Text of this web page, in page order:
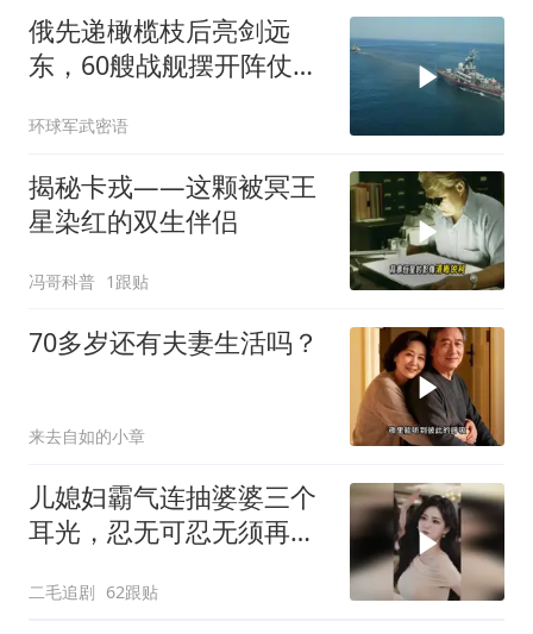
俄先递橄榄枝后亮剑远
东，60艘战舰摆开阵仗，
环球军武密语
揭秘卡戎——这颗被冥王
星染红的双生伴侣
冯哥科普 1跟贴
70多岁还有夫妻生活吗？
来去自如的小章
儿媳妇霸气连抽婆婆三个
耳光，忍无可忍无须再
二毛追剧 62跟贴